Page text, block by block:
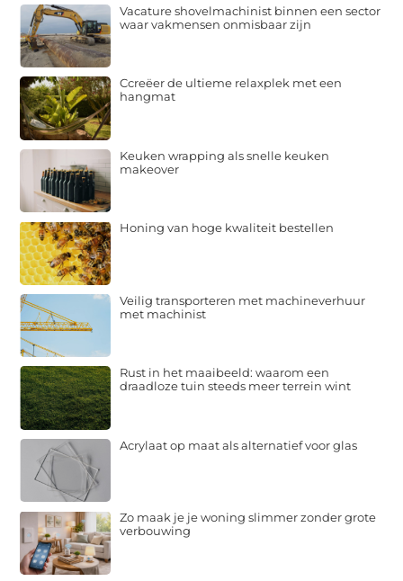
Vacature shovelmachinist binnen een sector
waar vakmensen onmisbaar zijn
Ccreëer de ultieme relaxplek met een
hangmat
Keuken wrapping als snelle keuken
makeover
Honing van hoge kwaliteit bestellen
Veilig transporteren met machineverhuur
met machinist
Rust in het maaibeeld: waarom een
draadloze tuin steeds meer terrein wint
Acrylaat op maat als alternatief voor glas
Zo maak je je woning slimmer zonder grote
verbouwing